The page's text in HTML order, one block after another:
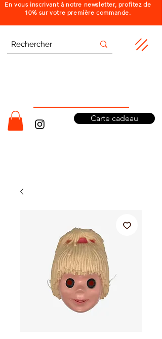
En vous inscrivant à notre newsletter, profitez de
10% sur votre première commande.
Carte cadeau